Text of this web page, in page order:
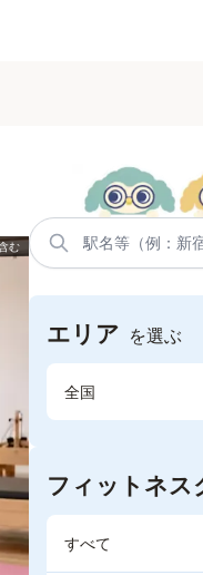
エリア を選ぶ
全国
フィットネス
すべて